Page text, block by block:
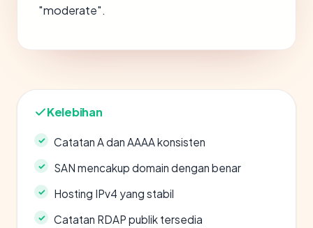
"moderate".
Kelebihan
Catatan A dan AAAA konsisten
SAN mencakup domain dengan benar
Hosting IPv4 yang stabil
Catatan RDAP publik tersedia